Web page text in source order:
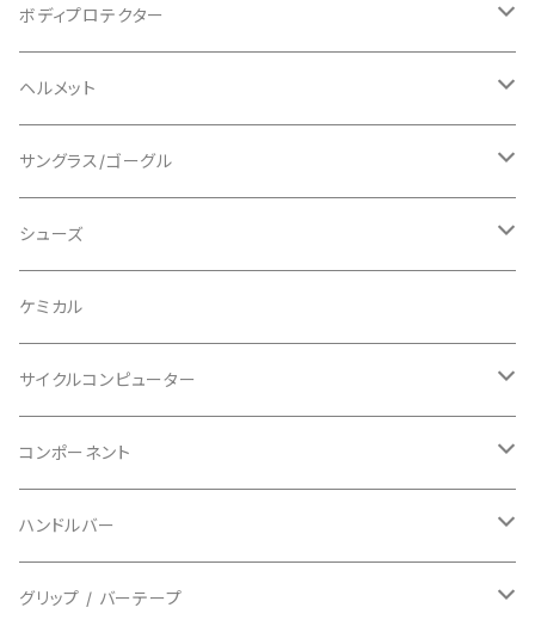
AENOMALY/アエノマリー
ALL MOUNTAIN STYLE
AVID/アヴィド
BAR MITTS/バーミッツ
BAZOOKA/バズーカ
BBB/ビービービー
BELL/ベル
BIKEHAND/バイクハンド
BIO RACER/ビオレーサー
ジャージ
ロングスリーブ
ショートスリーブ
ジャケット
ショーツ
ビブタイプ
パンツ / タイツ
上下セット
グローブ
指切り
フルフィンガー
ソックス
シューズカバー
キャップ
ボディプロテクター
エルボー/肘
ニー/膝
その他
ヘルメット
ロード
マウンテンバイク
フルフェイス
キッズ
サングラス/ゴーグル
アクセサリー
シューズ
ロード
グラベル
マウンテンバイク
フラットペダル用
ビンディングペダル用
インソール
ケミカル
サイクルコンピューター
ヘッドユニット
センサー
アクセサリー
コンポーネント
カセットスプロケット
シフターマウント
ハンドルバー
ドロップハンドル
グリップ / バーテープ